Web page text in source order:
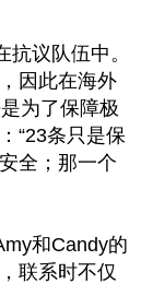
抗议队伍中。
因此在海外
为了保障极
“23条只是保
全；那一个
和Candy的
联系时不仅